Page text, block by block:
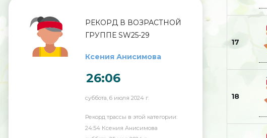
РЕКОРД В ВОЗРАСТНОЙ
ГРУППЕ SW25-29
Ксения Анисимова
26:06
суббота, 6 июля 2024 г.
Рекорд трассы в этой категории:
24:54 Ксения Анисимова
17
18